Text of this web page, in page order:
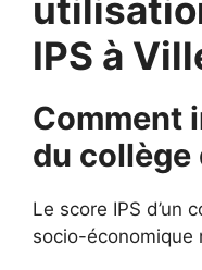
IPS à
Comment
du collège
Le score IPS d’un
socio-économique